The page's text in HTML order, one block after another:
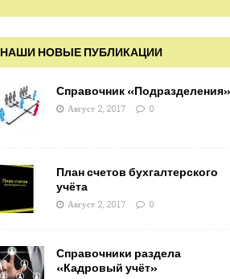
НАШИ НОВЫЕ ПУБЛИКАЦИИ
Справочник «Подразделения»
Август 2, 2017 0
План счетов бухгалтерского
учёта
Август 2, 2017 0
Справочники раздела
«Кадровый учёт»